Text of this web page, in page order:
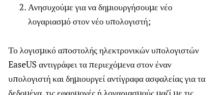
Ανησυχούμε για να δημιουργήσουμε νέο
λογαριασμό στον νέο υπολογιστή;
Το λογισμικό αποστολής ηλεκτρονικών υπολογιστών
EaseUS αντιγράφει τα περιεχόμενα στον έναν
υπολογιστή και δημιουργεί αντίγραφα ασφαλείας για τα
δεδομένα, τις εφαρμογές ή λογαριασμούς μαζί με τις